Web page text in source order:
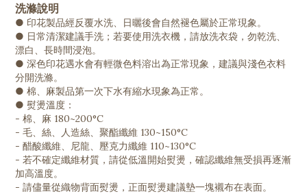
洗滌說明
● 印花製品經反覆水洗、日曬後會自然褪色屬於正常現象。
● 日常清潔建議手洗；若要使用洗衣機，請放洗衣袋，勿乾洗、
漂白、長時間浸泡。
● 深色印花遇水會有輕微色料溶出為正常現象，建議與淺色衣料
分開洗滌。
● 棉、麻製品第一次下水有縮水現象為正常。
● 熨燙溫度：
- 棉、麻 180~200°C
- 毛、絲、人造絲、聚酯纖維 130~150°C
- 醋酸纖維、尼龍、壓克力纖維 110~130°C
- 若不確定纖維材質，請從低溫開始熨燙，確認纖維無受損再逐漸
加高溫度。
- 請儘量從織物背面熨燙，正面熨燙建議墊一塊襯布在表面。